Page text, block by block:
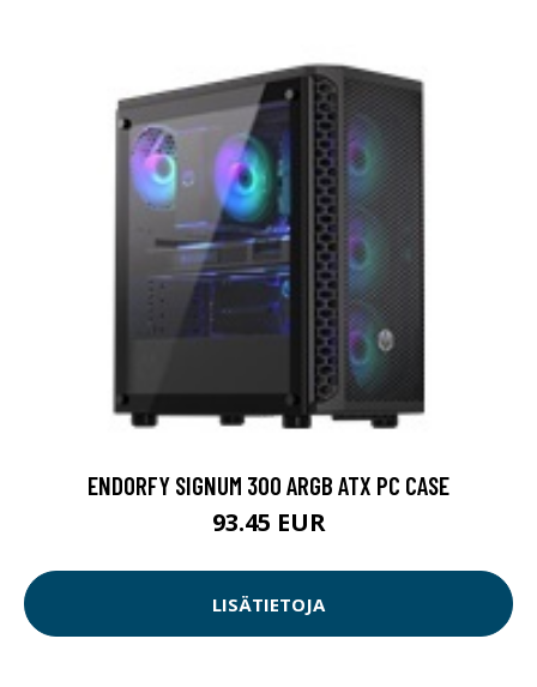
ENDORFY SIGNUM 300 ARGB ATX PC CASE
93.45 EUR
LISÄTIETOJA